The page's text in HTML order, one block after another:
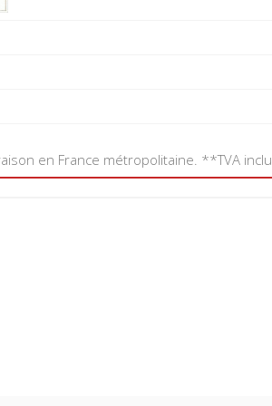
en France métropolitaine. **TVA